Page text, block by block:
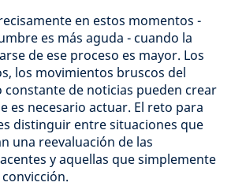
en estos momentos -
es más aguda - cuando la
de ese proceso es mayor. Los
los movimientos bruscos del
constante de noticias pueden crear
es necesario actuar. El reto para
distinguir entre situaciones que
una reevaluación de las
y aquellas que simplemente